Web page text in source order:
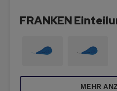
FRANKEN
MEHR